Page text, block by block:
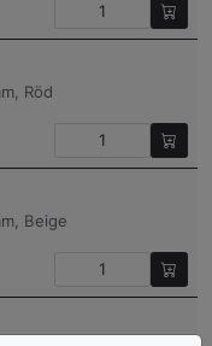
Röd
Beige